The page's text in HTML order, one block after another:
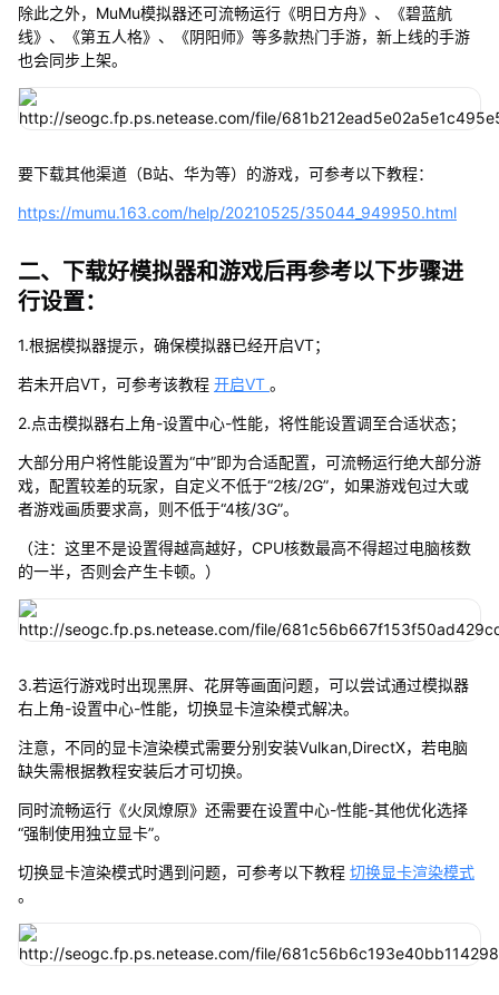
除此之外，MuMu模拟器还可流畅运行《明日方舟》、《碧蓝航
线》、《第五人格》、《阴阳师》等多款热门手游，新上线的手游
也会同步上架。
要下载其他渠道（B站、华为等）的游戏，可参考以下教程：
https://mumu.163.com/help/20210525/35044_949950.html
二、下载好模拟器和游戏后再参考以下步骤进
行设置：
1.根据模拟器提示，确保模拟器已经开启VT；
若未开启VT，可参考该教程 开启VT 。
2.点击模拟器右上角-设置中心-性能，将性能设置调至合适状态；
大部分用户将性能设置为“中”即为合适配置，可流畅运行绝大部分游
戏，配置较差的玩家，自定义不低于“2核/2G”，如果游戏包过大或
者游戏画质要求高，则不低于“4核/3G”。
（注：这里不是设置得越高越好，CPU核数最高不得超过电脑核数
的一半，否则会产生卡顿。）
3.若运行游戏时出现黑屏、花屏等画面问题，可以尝试通过模拟器
右上角-设置中心-性能，切换显卡渲染模式解决。
注意，不同的显卡渲染模式需要分别安装Vulkan,DirectX，若电脑
缺失需根据教程安装后才可切换。
同时流畅运行《火凤燎原》还需要在设置中心-性能-其他优化选择
“强制使用独立显卡”。
切换显卡渲染模式时遇到问题，可参考以下教程 切换显卡渲染模式
。